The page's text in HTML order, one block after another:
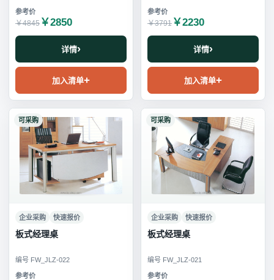
￥4845 ￥2850
详情
加入清单
￥3791 ￥2230
详情
加入清单
可采购
企业采购 快速报价
板式经理桌
编号 FW_JLZ-022
可采购
企业采购 快速报价
板式经理桌
编号 FW_JLZ-021